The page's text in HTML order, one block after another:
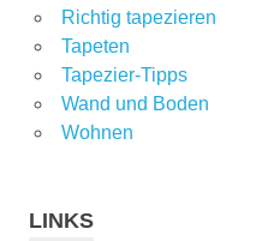
Richtig tapezieren
Tapeten
Tapezier-Tipps
Wand und Boden
Wohnen
LINKS